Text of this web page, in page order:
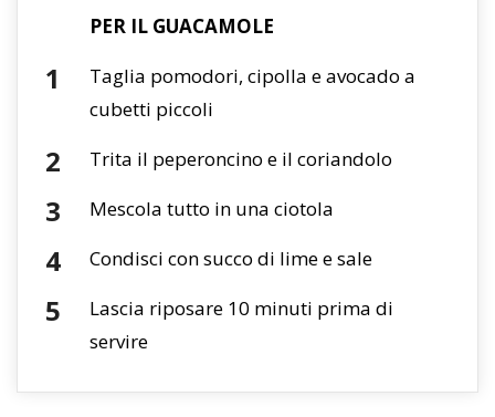
PER IL GUACAMOLE
Taglia pomodori, cipolla e avocado a
cubetti piccoli
Trita il peperoncino e il coriandolo
Mescola tutto in una ciotola
Condisci con succo di lime e sale
Lascia riposare 10 minuti prima di
servire